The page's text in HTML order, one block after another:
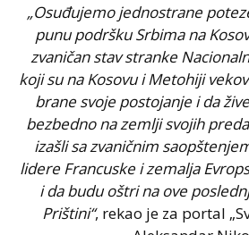
„Osuđujemo jednostrane
punu podršku Srbima na
zvaničan stav stranke
koji su na Kosovu i Metohiji
brane svoje postojanje i da
bezbedno na zemlji svojih
izašli sa zvaničnim
lidere Francuske i zemalja
i da budu oštri na ove
Prištini“, rekao je za portal